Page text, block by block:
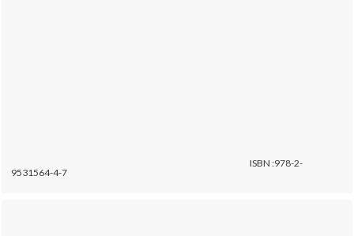
ISBN :978-2-
9531564-4-7